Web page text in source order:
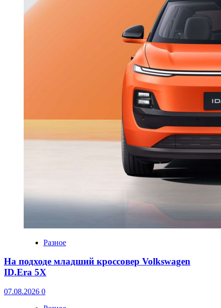
Разное
На подходе младший кроссовер Volkswagen
ID.Era 5X
07.08.2026 0